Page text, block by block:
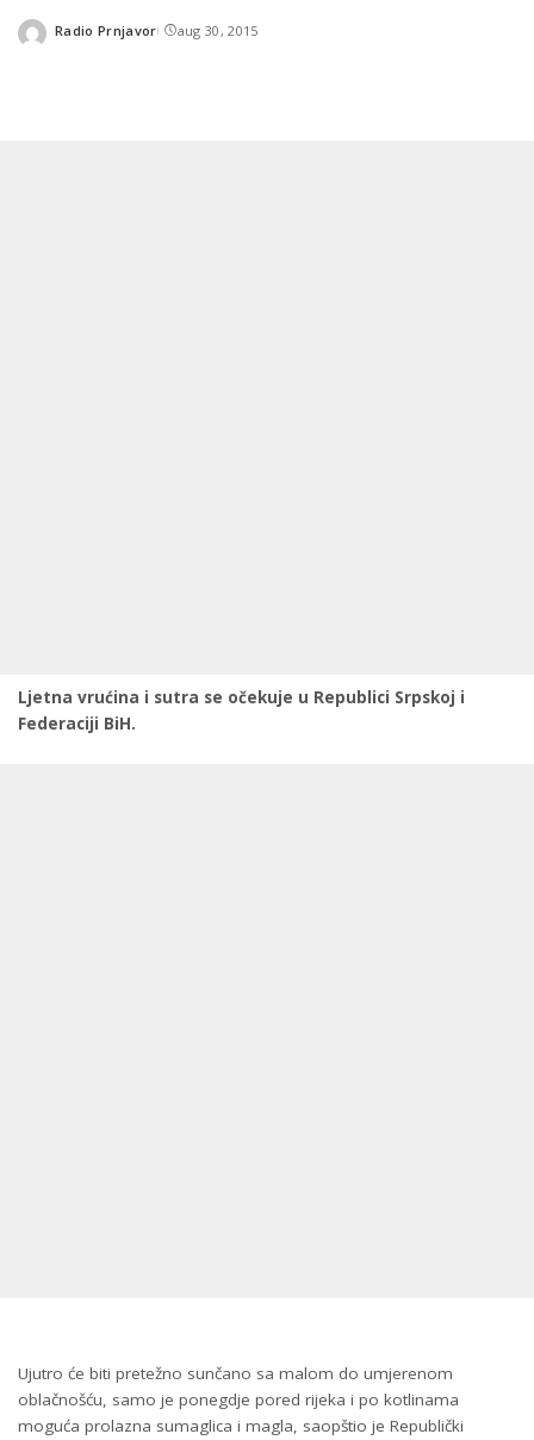
Posted
Radio Prnjavor aug 30, 2015
Ljetna vrućina i sutra se očekuje u Republici Srpskoj i
Federaciji BiH.
Ujutro će biti pretežno sunčano sa malom do umjerenom
oblačnošću, samo je ponegdje pored rijeka i po kotlinama
moguća prolazna sumaglica i magla, saopštio je Republički